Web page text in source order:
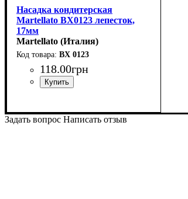
Насадка кондитерская
Martellato BX0123 лепесток,
17мм
Martellato (Италия)
BX 0123
118.00грн
Задать вопрос Написать отзыв